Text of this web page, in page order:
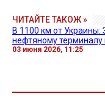
ЧИТАЙТЕ ТАКОЖ »
В 1100 км от Украины:
нефтяному терминалу
03 июня 2026, 11:25